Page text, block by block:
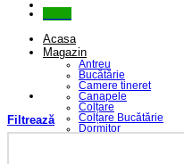
Acasa
Magazin
Antreu
Bucătărie
Camere tineret
Canapele
Colțare
Colțare Bucătărie
Dormitor
Filtrează